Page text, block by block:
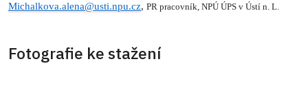
Michalkova.alena@usti.npu.cz, PR pracovník, NPÚ ÚPS v Ústí n. L.
Fotografie ke stažení